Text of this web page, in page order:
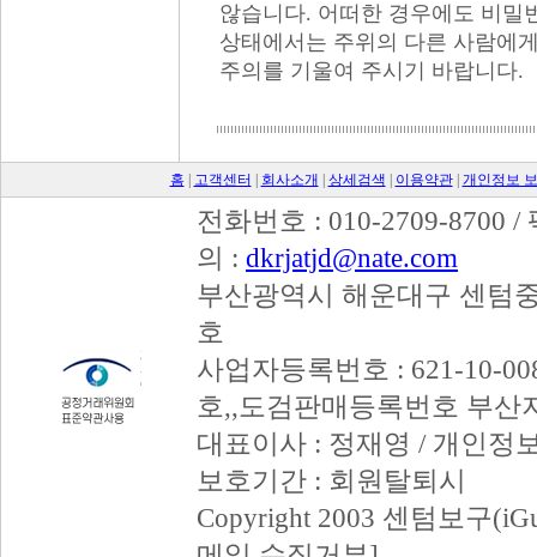
않습니다. 어떠한 경우에도 비밀
상태에서는 주위의 다른 사람에
주의를 기울여 주시기 바랍니다.
홈 고객센터 회사소개 상세검색 이용약관| 개인정보
전화번호 : 010-2709-8700 /
의 : dkrjatjd@nate.com
부산광역시 해운대구 센텀
호
사업자등록번호 : 621-10-
호,,도검판매등록번호 부산
대표이사 : 정재영 / 개인정
보호기간 : 회원탈퇴시
Copyright 2003 센텀보구